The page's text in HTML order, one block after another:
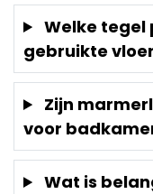
Welke tegel
gebruikte
Zijn
voor
Wat is